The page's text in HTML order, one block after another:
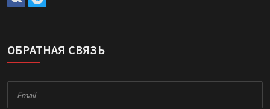
ОБРАТНАЯ СВЯЗЬ